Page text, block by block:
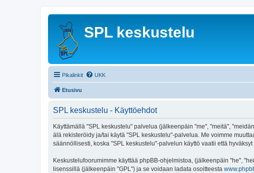
SPL keskustelu
Pikalinkit UKK
Etusivu
SPL keskustelu - Käyttöehdot
Käyttämällä "SPL keskustelu" palvelua (jälkeenpäin "me", "meitä",
älä rekisteröidy ja/tai käytä "SPL keskustelu"-palvelua. Me voimme
säännöllisesti, koska "SPL keskustelu"-palvelun käyttö vaatii että
Keskustelufoorumimme käyttää phpBB-ohjelmistoa, (jälkeenpäin "he",
lisenssillä (jälkeenpäin "GPL") ja se voidaan ladata osoitteesta